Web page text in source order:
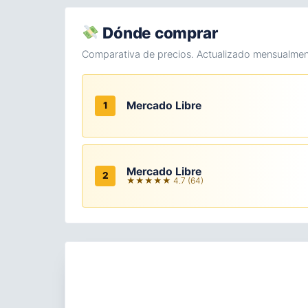
Dónde comprar
Comparativa de precios. Actualizado
1 Mercado Libre
2 Mercado Libre
★★★★★ 4.7 (64)